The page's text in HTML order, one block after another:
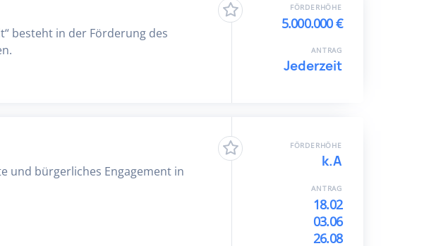
besteht in der Förderung des
FÖRDERHÖHE
5.000.000 €
ANTRAG
Jederzeit
und bürgerliches Engagement in
FÖRDERHÖHE
k.A
ANTRAG
18.02
03.06
26.08